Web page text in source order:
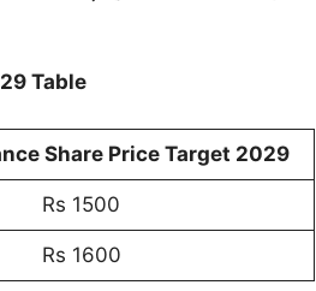
Table
Share Price Target 2029
Rs 1500
Rs 1600